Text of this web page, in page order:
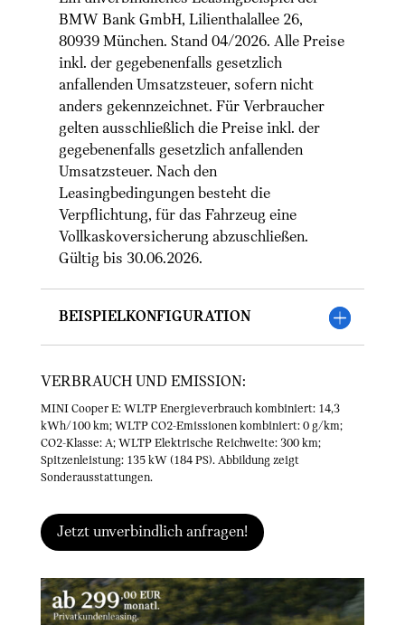
BMW Bank GmbH, Lilienthalallee 26,
80939 München. Stand 04/2026. Alle Preise
inkl. der gegebenenfalls gesetzlich
anfallenden Umsatzsteuer, sofern nicht
anders gekennzeichnet. Für Verbraucher
gelten ausschließlich die Preise inkl. der
gegebenenfalls gesetzlich anfallenden
Umsatzsteuer. Nach den
Leasingbedingungen besteht die
Verpflichtung, für das Fahrzeug eine
Vollkaskoversicherung abzuschließen.
Gültig bis 30.06.2026.
Beispielkonfiguration
VERBRAUCH UND EMISSION:
MINI Cooper E: WLTP Energieverbrauch kombiniert: 14,3
kWh/100 km; WLTP CO2-Emissionen kombiniert: 0 g/km;
CO2-Klasse: A; WLTP Elektrische Reichweite: 300 km;
Spitzenleistung: 135 kW (184 PS). Abbildung zeigt
Sonderausstattungen.
Jetzt unverbindlich anfragen!